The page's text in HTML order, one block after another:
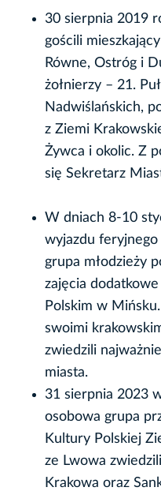
30 sierpnia 2019
gościli
Równe, Ostróg i
żołnierzy – 21.
Nadwiślańskich,
z Ziemi
Żywca i okolic. Z
się Sekretarz
W dniach 8-10
wyjazdu
grupa młodzieży
zajęcia
Polskim w
swoimi
zwiedzili
miasta.
31 sierpnia 2023
osobowa grupa
Kultury Polskiej
ze Lwowa
Krakowa oraz